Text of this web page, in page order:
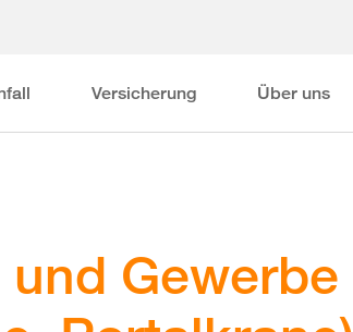
Versicherung Über uns
Gewerbe